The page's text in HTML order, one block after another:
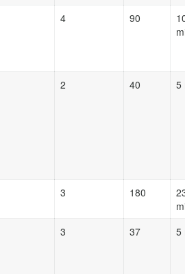
4 90
2 40 5
3 180
3 37 5